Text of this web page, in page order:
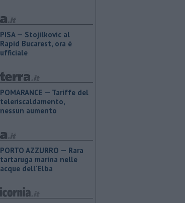
PISA — Stojilkovic al
Rapid Bucarest, ora è
ufficiale
POMARANCE — Tariffe del
teleriscaldamento,
nessun aumento
PORTO AZZURRO — Rara
tartaruga marina nelle
acque dell'Elba